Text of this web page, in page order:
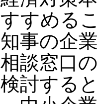
すすめる
知事の企
相談窓口
検討する